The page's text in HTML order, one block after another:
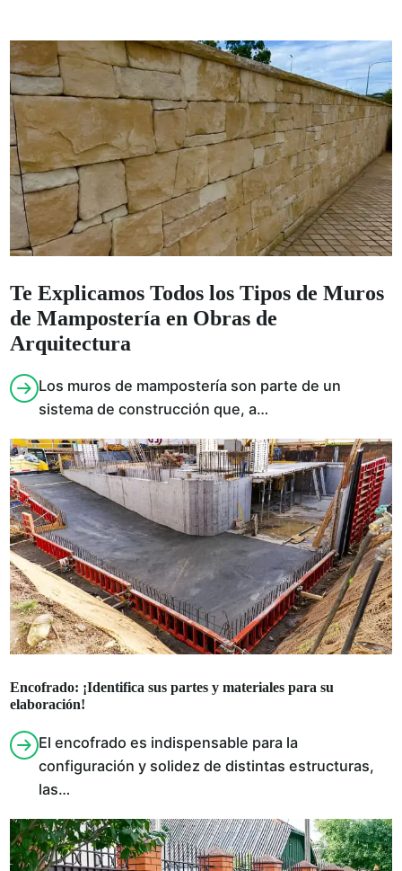
Te Explicamos Todos los Tipos de Muros
de Mampostería en Obras de
Arquitectura
Los muros de mampostería son parte de un
sistema de construcción que, a…
Encofrado: ¡Identifica sus partes y materiales para su
elaboración!
El encofrado es indispensable para la
configuración y solidez de distintas estructuras,
las…